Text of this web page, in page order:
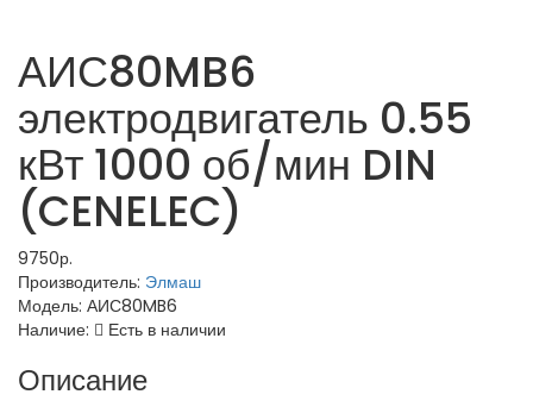
АИС80MB6
электродвигатель 0.55
кВт 1000 об/мин DIN
(CENELEC)
9750р.
Производитель: Элмаш
Модель: АИС80MB6
Наличие:
Есть в наличии
Описание